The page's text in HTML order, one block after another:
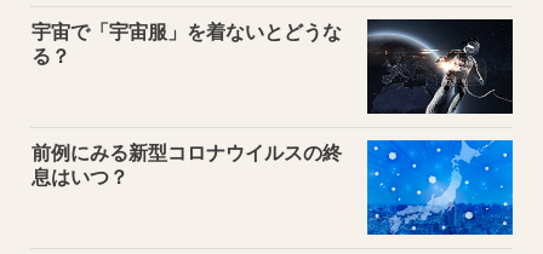
宇宙で「宇宙服」を着ないとどうな
る？
前例にみる新型コロナウイルスの終
息はいつ？